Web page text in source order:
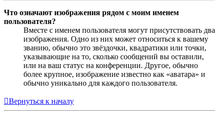
Что означают изображения рядом с моим именем
пользователя?
Вместе с именем пользователя могут присутствовать два
изображения. Одно из них может относиться к вашему
званию, обычно это звёздочки, квадратики или точки,
указывающие на то, сколько сообщений вы оставили,
или на ваш статус на конференции. Другое, обычно
более крупное, изображение известно как «аватара» и
обычно уникально для каждого пользователя.
Вернуться к началу